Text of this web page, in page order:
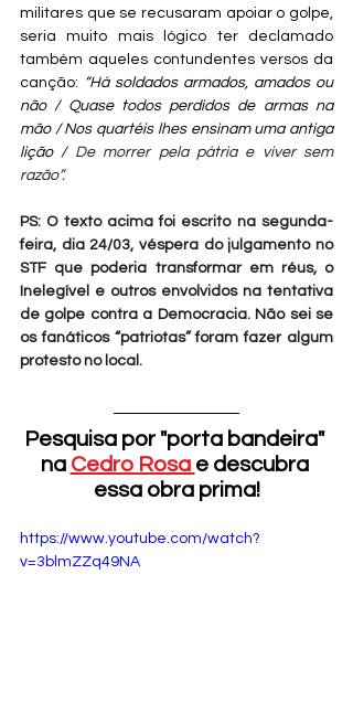
militares que se recusaram apoiar o golpe,
seria muito mais lógico ter declamado
também aqueles contundentes versos da
canção: “Há soldados armados, amados ou
não / Quase todos perdidos de armas na
mão / Nos quartéis lhes ensinam uma antiga
lição / De morrer pela pátria e viver sem
razão”.
PS: O texto acima foi escrito na segunda-
feira, dia 24/03, véspera do julgamento no
STF que poderia transformar em réus, o
Inelegível e outros envolvidos na tentativa
de golpe contra a Democracia. Não sei se
os fanáticos “patriotas” foram fazer algum
protesto no local.
Pesquisa por "porta bandeira"
na Cedro Rosa e descubra
essa obra prima!
https://www.youtube.com/watch?
v=3blmZZq49NA